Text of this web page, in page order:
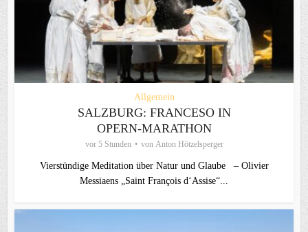
Allgemein
SALZBURG: FRANCESO IN
OPERN-MARATHON
vor 5 Stunden von Anton Hötzelsperger
Vierstündige Meditation über Natur und Glaube – Olivier
Messiaens „Saint François d‘Assise“...